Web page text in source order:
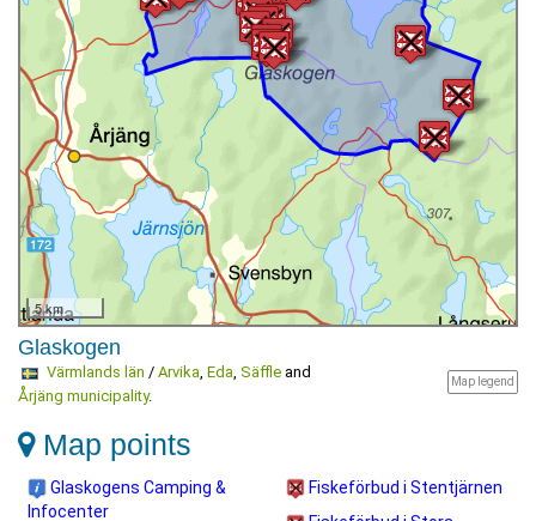
5 km
Glaskogen
Map legend
Värmlands län / Arvika, Eda, Säffleand
Årjäng municipality.
Map points
Glaskogens Camping &
Infocenter
Fiskeförbud i Stentjärnen